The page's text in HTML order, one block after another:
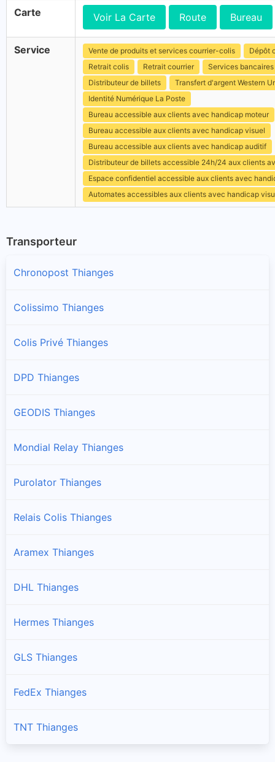
Carte Voir La Carte Route Bureau
Service Vente de produits et services courrier-colis
Dépôt
Retrait colis
Retrait courrier
Services bancaires
Distributeur de billets
Transfert d'argent Western
Identité Numérique La Poste
Bureau accessible aux clients avec handicap moteur
Bureau accessible aux clients avec handicap visuel
Bureau accessible aux clients avec handicap auditif
Distributeur de billets accessible 24h/24 aux clients
Espace confidentiel accessible aux clients avec
Automates accessibles aux clients avec handicap
Transporteur
Chronopost Thianges
Colissimo Thianges
Colis Privé Thianges
DPD Thianges
GEODIS Thianges
Mondial Relay Thianges
Purolator Thianges
Relais Colis Thianges
Aramex Thianges
DHL Thianges
Hermes Thianges
GLS Thianges
FedEx Thianges
TNT Thianges